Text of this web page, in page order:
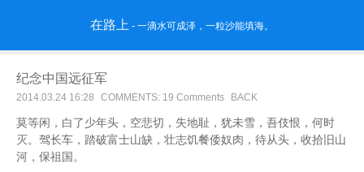
在路上 - 一滴水可成泽，一粒沙能填海。
纪念中国远征军
2014.03.24 16:28 COMMENTS: 19 Comments BACK
莫等闲，白了少年头，空悲切，失地耻，犹未雪，吾伎恨，何时
灭。驾长车，踏破富士山缺，壮志饥餐倭奴肉，待从头，收拾旧山
河，保祖国。